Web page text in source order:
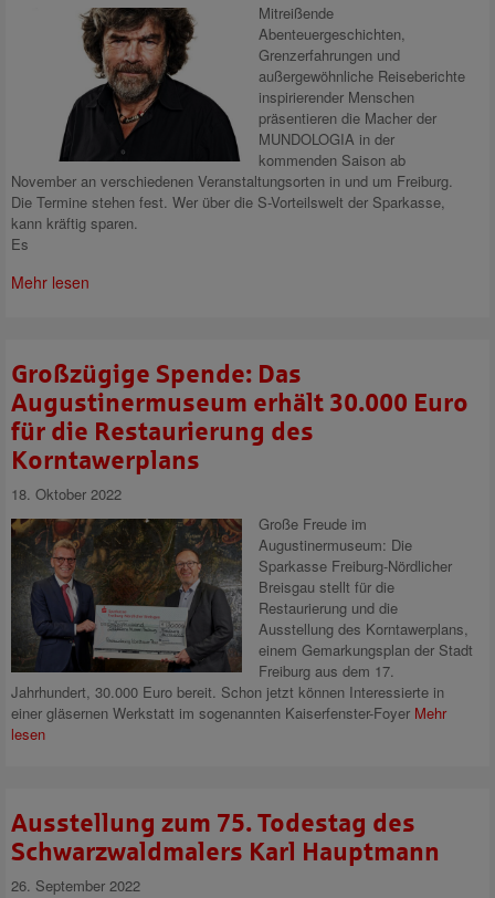
Mitreißende
Abenteuergeschichten,
Grenzerfahrungen und
außergewöhnliche Reiseberichte
inspirierender Menschen
präsentieren die Macher der
MUNDOLOGIA in der
kommenden Saison ab
November an verschiedenen Veranstaltungsorten in und um Freiburg.
Die Termine stehen fest. Wer über die S-Vorteilswelt der Sparkasse,
kann kräftig sparen.
Es
Mehr lesen
Großzügige Spende: Das
Augustinermuseum erhält 30.000 Euro
für die Restaurierung des
Korntawerplans
18. Oktober 2022
Große Freude im
Augustinermuseum: Die
Sparkasse Freiburg-Nördlicher
Breisgau stellt für die
Restaurierung und die
Ausstellung des Korntawerplans,
einem Gemarkungsplan der Stadt
Freiburg aus dem 17.
Jahrhundert, 30.000 Euro bereit. Schon jetzt können Interessierte in
einer gläsernen Werkstatt im sogenannten Kaiserfenster-Foyer Mehr
lesen
Ausstellung zum 75. Todestag des
Schwarzwaldmalers Karl Hauptmann
26. September 2022